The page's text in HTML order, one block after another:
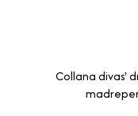
Collana divas'